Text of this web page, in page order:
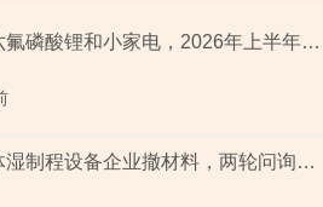
主营六氟磷酸锂和小家电，2026年上半年预测盈利超2亿元，虚增收入被ST背后子公司未完成业绩承诺
半导体湿制程设备企业撤材料，两轮问询聚焦收入确认时点准确性，原材料采购公允性引关注